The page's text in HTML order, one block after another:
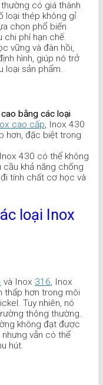
có giá thành
loại thép không gỉ
chọn phổ biến
phí hạn chế.
vững và đàn hồi,
hình, giúp nó trở
loại sản phẩm.
bằng các loại
cao cấp , Inox 430
hơn, đặc biệt trong
Inox 430 có thể không
khả năng chống
tính chất cơ học và
loại Inox
và Inox 316, Inox
thấp hơn trong môi
Tuy nhiên, nó
thông thường.
không đạt được
vẫn có thể
hút.